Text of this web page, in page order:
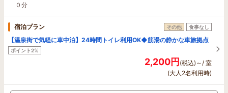
０分
宿泊プラン その他 食事なし
【温泉街で気軽に車中泊】24時間トイレ利用OK◆筋湯の静かな車旅拠点
ポイント2%
2,200円(税込)～/ 室
(大人2名利用時)